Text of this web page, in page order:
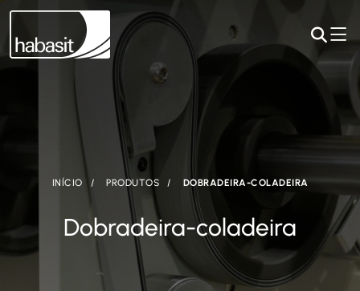
INÍCIO PRODUTOS DOBRADEIRA-COLADEIRA
Dobradeira-coladeira